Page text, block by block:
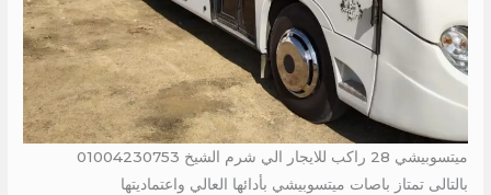
ميتسوبيشي 28 راكب للايجار الي شرم الشيخ 01004230753
بالتالى تمتاز باصات ميتسوبيشي بأدائها العالي واعتماديتها